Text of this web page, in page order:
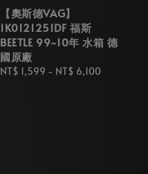
【奧斯德VAG】
1K0121251DF 福斯
BEETLE 99~10年 水箱 德
國原廠
Regular
NT$ 1,599 - NT$ 6,100